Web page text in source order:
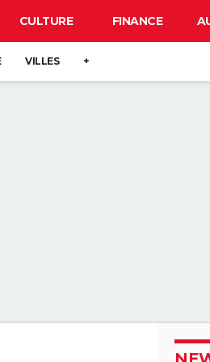
CULTURE FINANCE
VILLES +